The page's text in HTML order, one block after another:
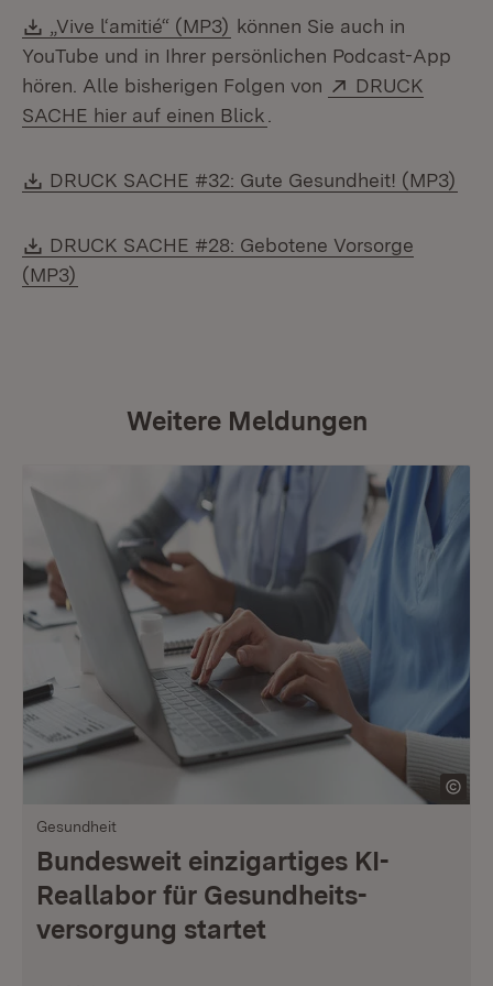
Download:
„Vive l‘amitié“ (MP3) (Öffnet in neuem Fenster)
können Sie auch in
YouTube und in Ihrer persönlichen Podcast-App
hören. Alle bisherigen Folgen von
Extern:
DRUCK
SACHE hier auf einen Blick
Download:
DRUCK SACHE #32: Gute Gesundheit! (MP3)
Download:
DRUCK SACHE #28: Gebotene Vorsorge
(MP3)
Weitere Meldungen
Gesundheit
Bundesweit einzigartiges KI-
Reallabor für Gesundheits­
versorgung startet